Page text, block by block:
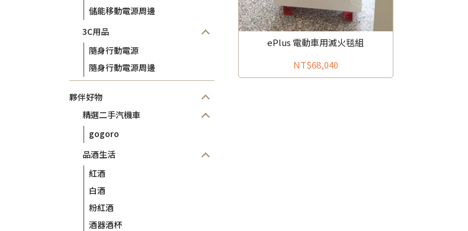
儲能移動電源周邊
3C用品
隨身行動電源
隨身行動電源周邊
夥伴好物
精選二手汽機車
gogoro
品酒生活
紅酒
白酒
粉紅酒
酒器酒杯
ePlus 電動車用滅火毯組
NT$68,040